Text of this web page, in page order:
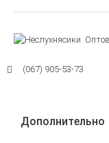
(067) 905-53-73
Дополнительно